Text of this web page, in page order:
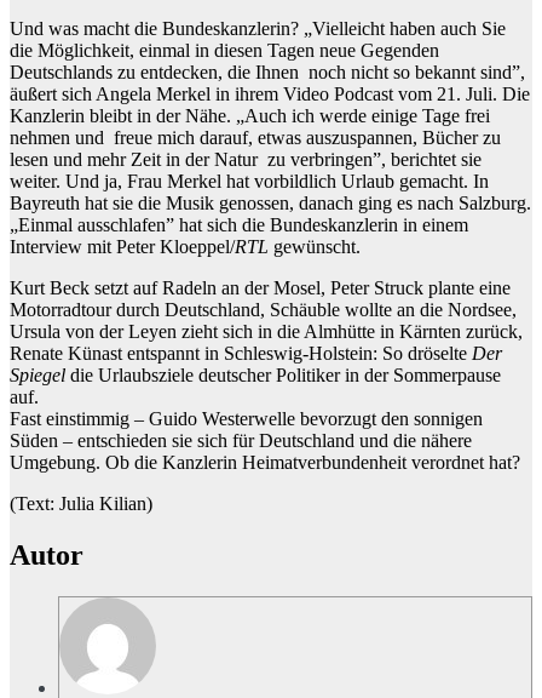
Und was macht die Bundeskanzlerin? „Vielleicht haben auch Sie
die Möglichkeit, einmal in diesen Tagen neue Gegenden
Deutschlands zu entdecken, die Ihnen noch nicht so bekannt sind”,
äußert sich Angela Merkel in ihrem Video Podcast vom 21. Juli. Die
Kanzlerin bleibt in der Nähe. „Auch ich werde einige Tage frei
nehmen und freue mich darauf, etwas auszuspannen, Bücher zu
lesen und mehr Zeit in der Natur zu verbringen”, berichtet sie
weiter. Und ja, Frau Merkel hat vorbildlich Urlaub gemacht. In
Bayreuth hat sie die Musik genossen, danach ging es nach Salzburg.
„Einmal ausschlafen” hat sich die Bundeskanzlerin in einem
Interview mit Peter Kloeppel/RTL gewünscht.
Kurt Beck setzt auf Radeln an der Mosel, Peter Struck plante eine
Motorradtour durch Deutschland, Schäuble wollte an die Nordsee,
Ursula von der Leyen zieht sich in die Almhütte in Kärnten zurück,
Renate Künast entspannt in Schleswig-Holstein: So dröselte Der
Spiegel die Urlaubsziele deutscher Politiker in der Sommerpause
auf.
Fast einstimmig – Guido Westerwelle bevorzugt den sonnigen
Süden – entschieden sie sich für Deutschland und die nähere
Umgebung. Ob die Kanzlerin Heimatverbundenheit verordnet hat?
(Text: Julia Kilian)
Autor